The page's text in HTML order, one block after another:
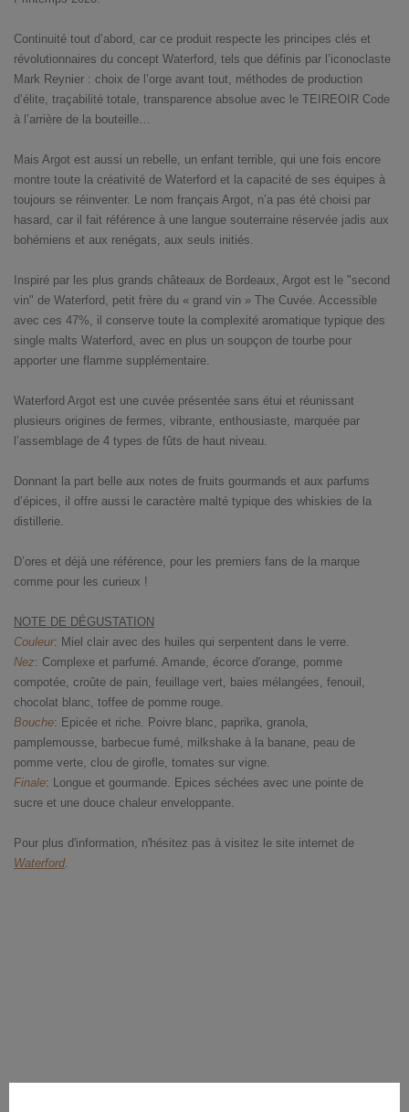
Continuité tout d’abord, car ce produit respecte les principes clés et
révolutionnaires du concept Waterford, tels que définis par l’iconoclaste
Mark Reynier : choix de l’orge avant tout, méthodes de production
d’élite, traçabilité totale, transparence absolue avec le TEIREOIR Code
à l’arrière de la bouteille…
Mais Argot est aussi un rebelle, un enfant terrible, qui une fois encore
montre toute la créativité de Waterford et la capacité de ses équipes à
toujours se réinventer. Le nom français Argot, n’a pas été choisi par
hasard, car il fait référence à une langue souterraine réservée jadis aux
bohémiens et aux renégats, aux seuls initiés.
Inspiré par les plus grands châteaux de Bordeaux, Argot est le "second
vin" de Waterford, petit frère du « grand vin » The Cuvée. Accessible
avec ces 47%, il conserve toute la complexité aromatique typique des
single malts Waterford, avec en plus un soupçon de tourbe pour
apporter une flamme supplémentaire.
Waterford Argot est une cuvée présentée sans étui et réunissant
plusieurs origines de fermes, vibrante, enthousiaste, marquée par
l’assemblage de 4 types de fûts de haut niveau.
Donnant la part belle aux notes de fruits gourmands et aux parfums
d’épices, il offre aussi le caractère malté typique des whiskies de la
distillerie.
D’ores et déjà une référence, pour les premiers fans de la marque
comme pour les curieux !
NOTE DE DÉGUSTATION
Couleur: Miel clair avec des huiles qui serpentent dans le verre.
Nez: Complexe et parfumé. Amande, écorce d'orange, pomme
compotée, croûte de pain, feuillage vert, baies mélangées, fenouil,
chocolat blanc, toffee de pomme rouge.
Bouche: Epicée et riche. Poivre blanc, paprika, granola,
pamplemousse, barbecue fumé, milkshake à la banane, peau de
pomme verte, clou de girofle, tomates sur vigne.
Finale: Longue et gourmande. Epices séchées avec une pointe de
sucre et une douce chaleur enveloppante.
Pour plus d'information, n'hésitez pas à visitez le site internet de
Waterford.